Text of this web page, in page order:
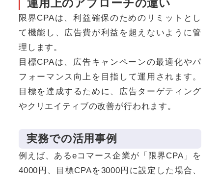
運用上のアプローチの違い
限界CPAは、利益確保のためのリミットとし
て機能し、広告費が利益を超えないように管
理します。
目標CPAは、広告キャンペーンの最適化やパ
フォーマンス向上を目指して運用されます。
目標を達成するために、広告ターゲティング
やクリエイティブの改善が行われます。
実務での活用事例
例えば、あるeコマース企業が「限界CPA」を
4000円、目標CPAを3000円に設定した場合、